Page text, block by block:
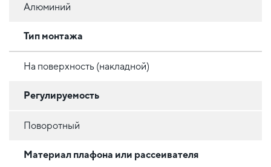
Алюминий
Тип монтажа
На поверхность (накладной)
Регулируемость
Поворотный
Материал плафона или рассеивателя